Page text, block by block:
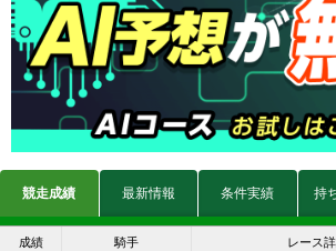
競走成績 最新情報 条件実績 持
成績 騎手 レース